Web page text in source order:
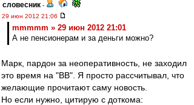
словесник -
29 июн 2012 21:06
mmmmm » 29 июн 2012 21:01
А не пенсионерам и за деньги можно?
Марк, пардон за неоперативность, не заходил
это время на "ВВ". Я просто рассчитывал, что
желающие прочитают саму новость.
Но если нужно, цитирую с доткома: